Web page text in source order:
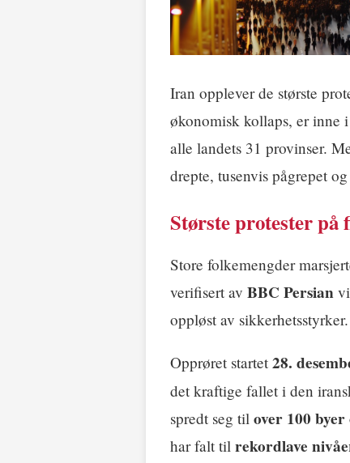
Iran opplever de største
økonomisk kollaps, er inne
alle landets 31 provinser.
drepte, tusenvis pågrepet
Største protester på
Store folkemengder
verifisert av BBC Persian
oppløst av sikkerhetsstyrker.
Opprøret startet 28.
det kraftige fallet i den
spredt seg til over 100
har falt til rekordlave